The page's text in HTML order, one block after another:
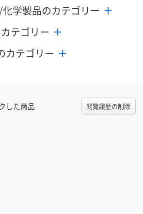
学製品のカテゴリー
テゴリー
カテゴリー
した商品 閲覧履歴の削除